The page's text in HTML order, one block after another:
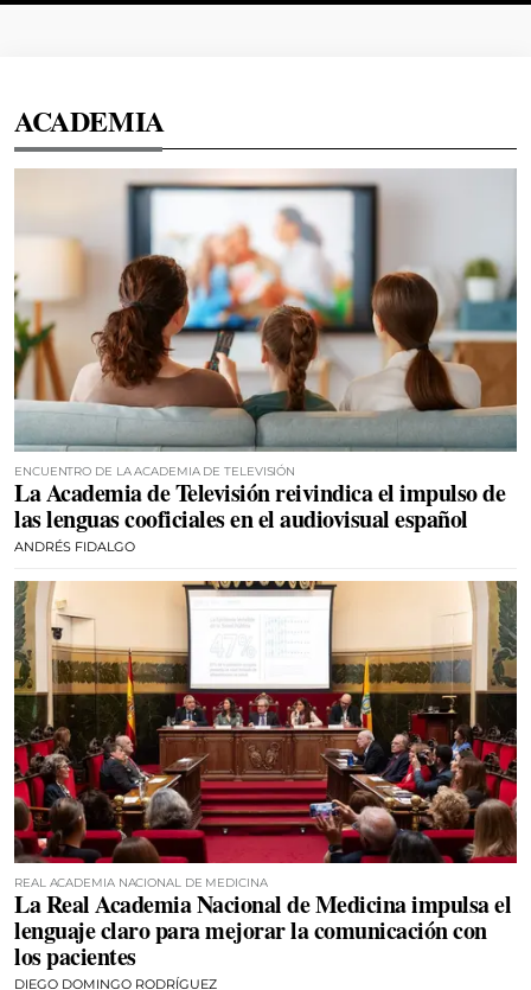
ACADEMIA
ENCUENTRO DE LA ACADEMIA DE TELEVISIÓN
La Academia de Televisión reivindica el impulso de
las lenguas cooficiales en el audiovisual español
ANDRÉS FIDALGO
REAL ACADEMIA NACIONAL DE MEDICINA
La Real Academia Nacional de Medicina impulsa el
lenguaje claro para mejorar la comunicación con
los pacientes
DIEGO DOMINGO RODRÍGUEZ